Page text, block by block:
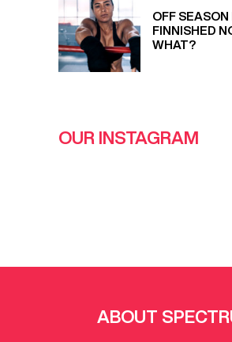
OFF SEASON
FINNISHED
WHAT?
OUR INSTAGRAM
ABOUT